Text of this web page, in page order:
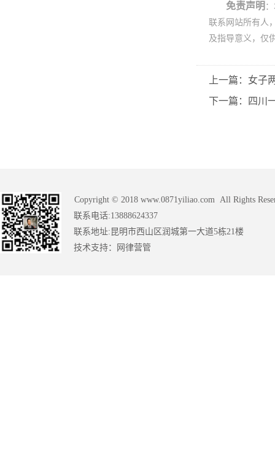
免责声明
联系网站所有人
及指导意义，仅
上一篇：女子
下一篇：四川
Copyright © 2018 www.0871yiliao.com All Rights
联系电话:13888624337
联系地址:昆明市西山区润城第一大道5栋21楼
技术支持：
网律营管